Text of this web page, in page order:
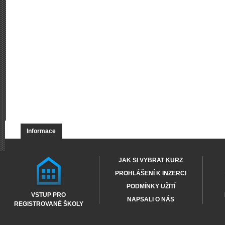
Informace
VSTUP PRO
REGISTROVANÉ ŠKOLY
JAK SI VYBRAT KURZ
PROHLÁŠENÍ K INZERCI
PODMÍNKY UŽITÍ
NAPSALI O NÁS